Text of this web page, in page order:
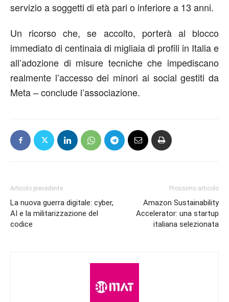
servizio a soggetti di età pari o inferiore a 13 anni.
Un ricorso che, se accolto, porterà al blocco
immediato di centinaia di migliaia di profili in Italia e
all’adozione di misure tecniche che impediscano
realmente l’accesso dei minori ai social gestiti da
Meta – conclude l’associazione.
Articolo precedente
La nuova guerra digitale: cyber,
AI e la militarizzazione del
codice
Prossimo articolo
Amazon Sustainability
Accelerator: una startup
italiana selezionata